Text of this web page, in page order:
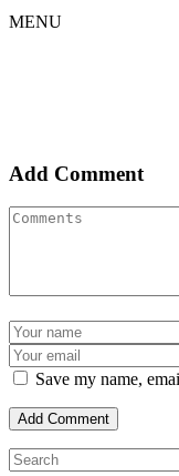
MENU
Add Comment
Save my name,